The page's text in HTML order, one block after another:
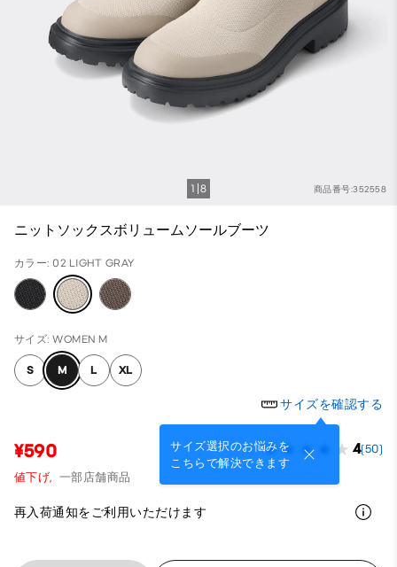
商品番号:352558
1 8
ニットソックスボリュームソールブーツ
カラー: 02 LIGHT GRAY
サイズ: WOMEN M
S M L XL
サイズを確認する
サイズ選択のお悩みを
こちらで解決できます
¥590 4(50)
値下げ, 一部店舗商品
再入荷通知をご利用いただけます